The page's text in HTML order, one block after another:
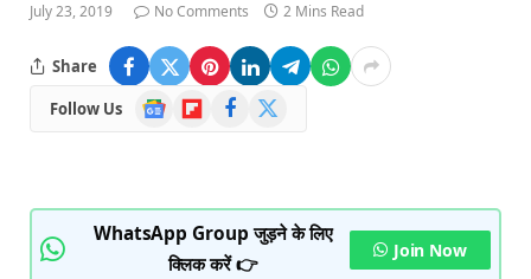
July 23, 2019 No Comments 2 Mins Read
Share
Follow Us
Google
News
FlipboardFacebook
WhatsApp Group जुड़ने के लिए
क्लिक करें 👉
Join Now